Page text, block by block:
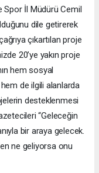
Spor İl Müdürü Cemil
dile getirerek
çıkartılan proje
20’ye yakın proje
hem sosyal
de ilgili alanlarda
desteklenmesi
“Geleceğin
bir araya gelecek.
ne geliyorsa onu